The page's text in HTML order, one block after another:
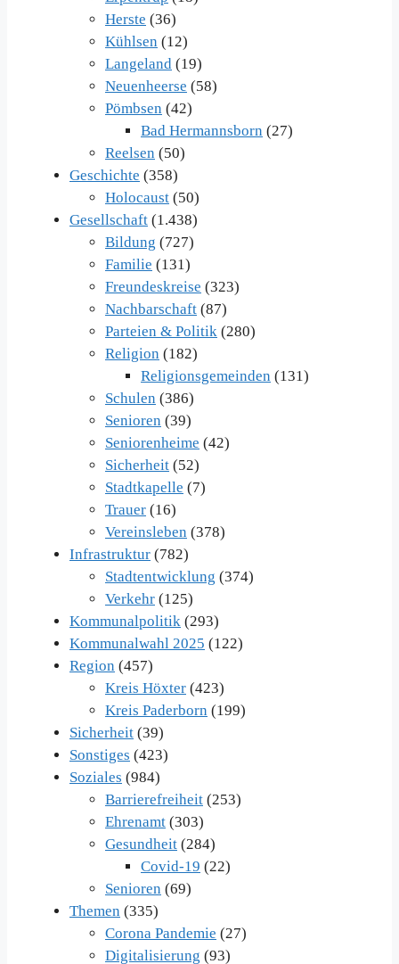
Herste (36)
Kühlsen (12)
Langeland (19)
Neuenheerse (58)
Pömbsen (42)
Bad Hermannsborn (27)
Reelsen (50)
Geschichte (358)
Holocaust (50)
Gesellschaft (1.438)
Bildung (727)
Familie (131)
Freundeskreise (323)
Nachbarschaft (87)
Parteien & Politik (280)
Religion (182)
Religionsgemeinden (131)
Schulen (386)
Senioren (39)
Seniorenheime (42)
Sicherheit (52)
Stadtkapelle (7)
Trauer (16)
Vereinsleben (378)
Infrastruktur (782)
Stadtentwicklung (374)
Verkehr (125)
Kommunalpolitik (293)
Kommunalwahl 2025 (122)
Region (457)
Kreis Höxter (423)
Kreis Paderborn (199)
Sicherheit (39)
Sonstiges (423)
Soziales (984)
Barrierefreiheit (253)
Ehrenamt (303)
Gesundheit (284)
Covid-19 (22)
Senioren (69)
Themen (335)
Corona Pandemie (27)
Digitalisierung (93)